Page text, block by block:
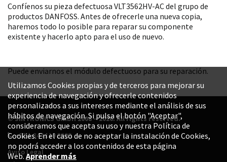
Confíenos su pieza defectuosa VLT3562HV-AC del grupo de
productos DANFOSS. Antes de ofrecerle una nueva copia,
haremos todo lo posible para reparar su componente
existente y hacerlo apto para el uso de nuevo.
Puede enviarnos el módulo defectuoso para su reparación.
© SINTRONICS GmbH 2008 – 2026. All rights reserved.
+52 1 844 119 8800
Aviso Legal
Utilizamos Cookies propias y de terceros para mejorar su
experiencia de navegación y ofrecerle contenidos
personalizados a sus intereses mediante el análisis de sus
hábitos de navegación. Si pulsa el botón "Aceptar",
consideramos que acepta su uso y nuestra Política de
Cookies. En el caso de no aceptar la instalación de Cookies,
no podrá acceder a los contenidos de esta página
Web.Aprender más